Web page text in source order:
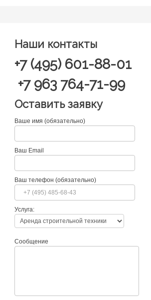
Наши контакты
+7 (495) 601-88-01
+7 963 764-71-99
Оставить заявку
Ваше имя (обязательно)
Ваш Email
Ваш телефон (обязательно)
Услуга:
Сообщение